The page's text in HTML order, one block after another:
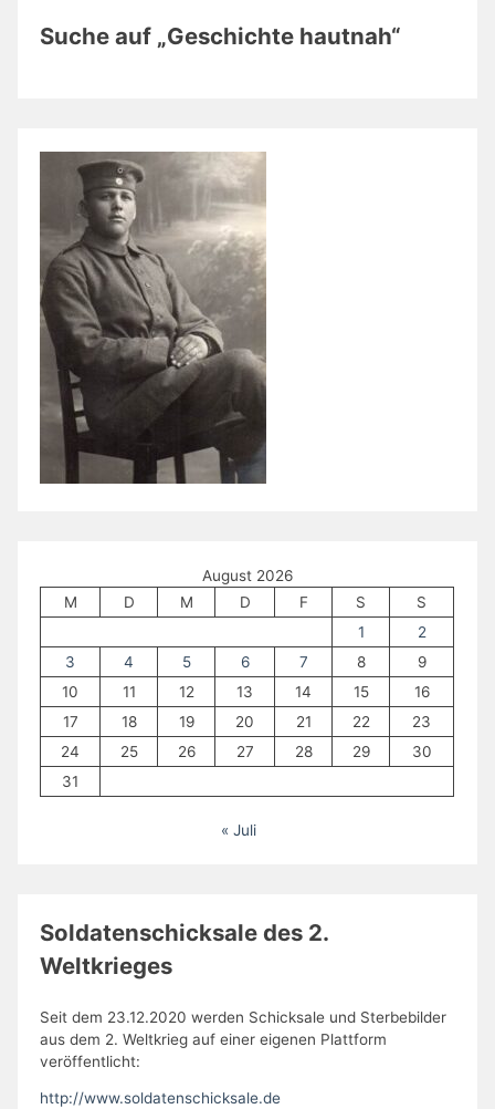
Suche auf „Geschichte hautnah“
August 2026
M
D M D F S
S
1
2
3
4 5 6 7 8
9
10
11 12 13 14 15
16
17
18 19 20 21 22
23
24
25 26 27 28 29
30
31
« Juli
Soldatenschicksale des 2.
Weltkrieges
Seit dem 23.12.2020 werden Schicksale und Sterbebilder
aus dem 2. Weltkrieg auf einer eigenen Plattform
veröffentlicht:
http://www.soldatenschicksale.de